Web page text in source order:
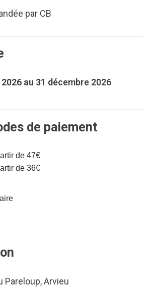
par CB
au 31 décembre 2026
de paiement
de 47€
de 36€
Pareloup, Arvieu